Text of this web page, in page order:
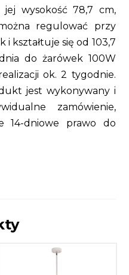
wysokość 78,7 cm,
regulować przy
kształtuje się od 103,7
do żarówek 100W
ok. 2 tygodnie.
jest wykonywany i
zamówienie,
14-dniowe prawo do